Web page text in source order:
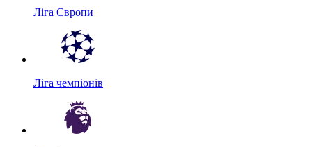
Ліга Європи
Ліга чемпіонів